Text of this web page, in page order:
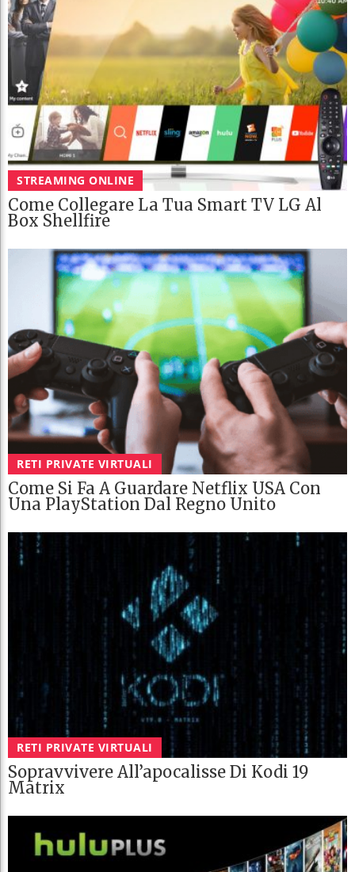
STREAMING ONLINE
Come Collegare La Tua Smart TV LG Al
Box Shellfire
RETI PRIVATE VIRTUALI
Come Si Fa A Guardare Netflix USA Con
Una PlayStation Dal Regno Unito
RETI PRIVATE VIRTUALI
Sopravvivere All’apocalisse Di Kodi 19
Matrix